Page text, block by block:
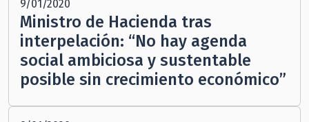
9/01/2020
Ministro de Hacienda tras
interpelación: “No hay agenda
social ambiciosa y sustentable
posible sin crecimiento económico”